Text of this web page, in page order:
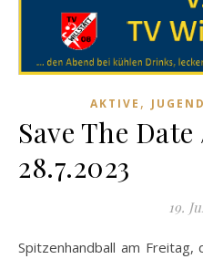
AKTIVE , JUGEND
Save The
28.7.2023
19.
Spitzenhandball am Freitag, den 28.7. ab 19.00 Uhr in der